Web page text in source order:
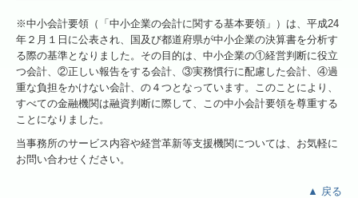
※中小会計要領（「中小企業の会計に関する基本要領」）は、平成24
年２月１日に公表され、国及び都道府県が中小企業の決算書を分析す
る際の基準となりました。その目的は、中小企業の①経営判断に役立
つ会計、②正しい報告をする会計、③実務慣行に配慮した会計、④過
重な負担をかけない会計、の４つとなっています。このことにより、
すべての金融機関は融資判断に際して、この中小会計要領を尊重する
ことになりました。
当事務所のサービス内容や経営革新等支援機関については、お気軽に
お問い合わせください。
▲ 戻る